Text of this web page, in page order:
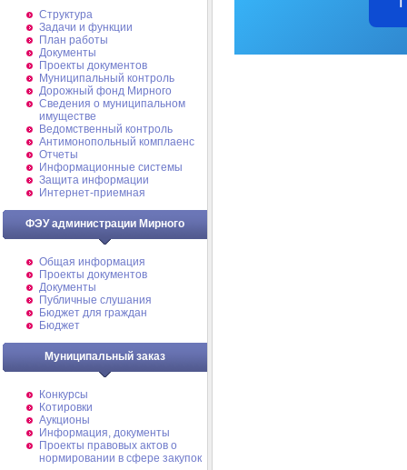
Структура
Задачи и функции
План работы
Документы
Проекты документов
Муниципальный контроль
Дорожный фонд Мирного
Cведения о муниципальном
имуществе
Ведомственный контроль
Антимонопольный комплаенс
Отчеты
Информационные системы
Защита информации
Интернет-приемная
ФЭУ администрации Мирного
Общая информация
Проекты документов
Документы
Публичные слушания
Бюджет для граждан
Бюджет
Муниципальный заказ
Конкурсы
Котировки
Аукционы
Информация, документы
Проекты правовых актов о
нормировании в сфере закупок